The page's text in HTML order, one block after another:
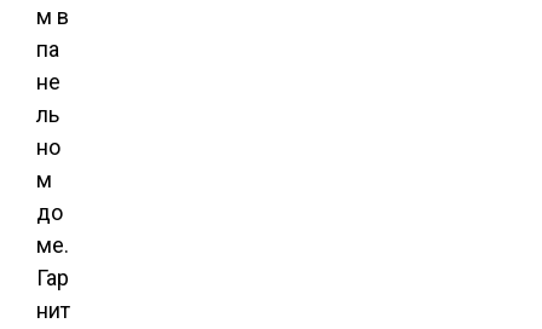
м в
па
не
ль
но
м
до
ме.
Гар
нит